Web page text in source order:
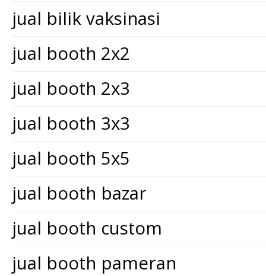
jual bilik vaksinasi
jual booth 2x2
jual booth 2x3
jual booth 3x3
jual booth 5x5
jual booth bazar
jual booth custom
jual booth pameran